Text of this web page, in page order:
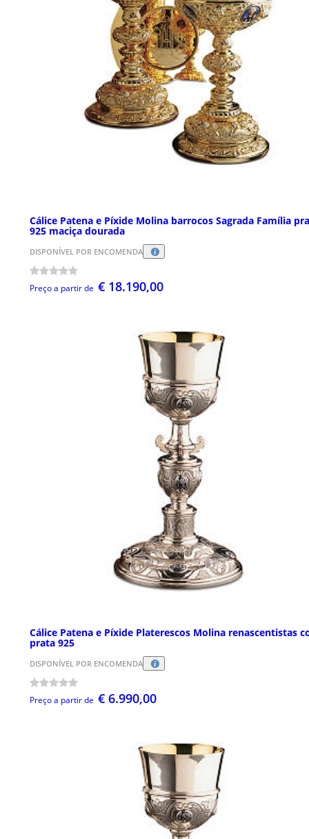
Cálice Patena e Píxide Molina barrocos Sagrada Família
925 maciça dourada
DISPONÍVEL POR ENCOMENDA
Preço a partir de € 18.190,00
Cálice Patena e Píxide Platerescos Molina renascentistas
prata 925
DISPONÍVEL POR ENCOMENDA
Preço a partir de € 6.990,00